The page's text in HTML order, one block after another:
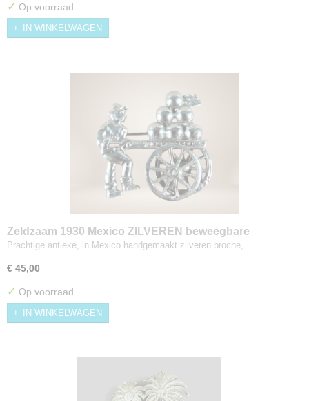
✓ Op voorraad
IN WINKELWAGEN
Zeldzaam 1930 Mexico ZILVEREN beweegbare
straatventer kar verkoper broche
Prachtige antieke, in Mexico handgemaakt zilveren broche,…
€ 45,00
✓ Op voorraad
IN WINKELWAGEN